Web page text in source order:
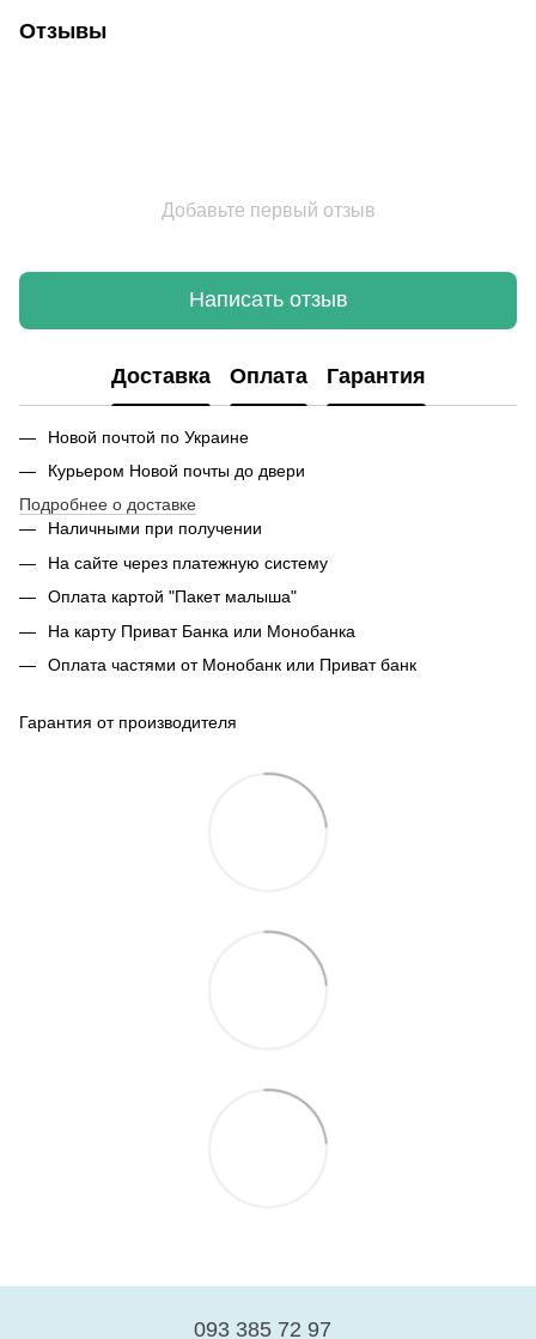
Отзывы
Добавьте первый отзыв
Написать отзыв
Доставка Оплата Гарантия
Новой почтой по Украине
Курьером Новой почты до двери
Подробнее о доставке
Наличными при получении
На сайте через платежную систему
Оплата картой "Пакет малыша"
На карту Приват Банка или Монобанка
Оплата частями от Монобанк или Приват банк
Гарантия от производителя
093 385 72 97